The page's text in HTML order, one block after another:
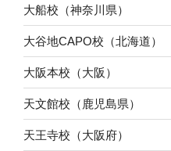
大船校（神奈川県）
大谷地CAPO校（北海道）
大阪本校（大阪）
天文館校（鹿児島県）
天王寺校（大阪府）